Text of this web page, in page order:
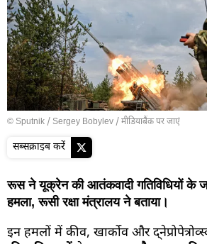
© Sputnik / Sergey Bobylev /मीडियाबैंक पर जाएं
सब्सक्राइब करें
रूस ने यूक्रेन की आतंकवादी गतिविधियों के
हमला, रूसी रक्षा मंत्रालय ने बताया।
इन हमलों में कीव, खार्कोव और